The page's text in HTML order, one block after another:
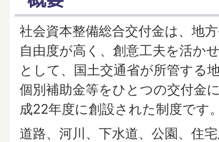
社会資本整備総合交付金は、地
自由度が高く、創意工夫を活か
として、国土交通省が所管する
個別補助金等をひとつの交付金
成22年度に創設された制度です
道路、河川、下水道、公園、住